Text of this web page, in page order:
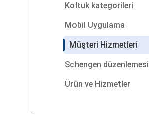
Koltuk kategorileri
Mobil Uygulama
Müşteri Hizmetleri
Schengen düzenlemesi
Ürün ve Hizmetler